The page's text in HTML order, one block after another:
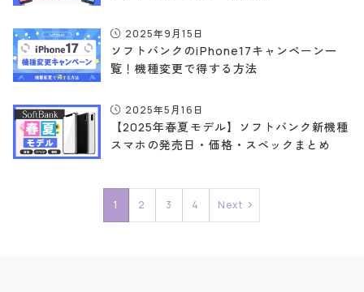
2025年9月15日
ソフトバンクのiPhone17キャンペーン一
覧！機種変更で得する方法
2025年5月16日
【2025年春夏モデル】ソフトバンク新機種
スマホの発売日・価格・スペックまとめ
1 2 3 4 Next